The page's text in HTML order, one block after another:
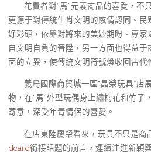
花費者對“馬”元素商品的喜愛，不
更源于對傳統生肖文明的感情認同。
好彩頭，依靠對將來的美妙期盼。專家
自文明自負的晉陞，另一方面也得益于
面的立異，使傳統文明符號煥收回古代
義烏國際商貿城一區“晶榮玩具”店
物，在“馬”外型玩偶身上繡梅花和竹子
寄意，深受年青情侶的喜愛。
在店東陸慶榮看來，玩具不只是商
dcard銜接話題的前言，連續注進新穎